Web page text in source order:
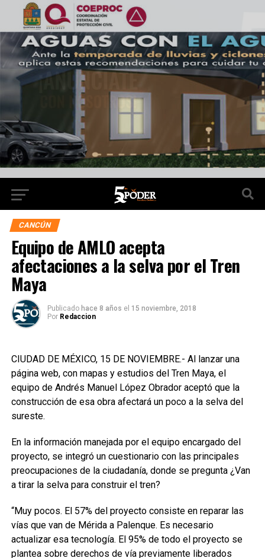
CANCÚN
Equipo de AMLO acepta
afectaciones a la selva por el Tren
Maya
Publicado hace 8 años el 15 noviembre, 2018
Por Redaccion
CIUDAD DE MÉXICO, 15 DE NOVIEMBRE.- Al lanzar una
página web, con mapas y estudios del Tren Maya, el
equipo de Andrés Manuel López Obrador aceptó que la
construcción de esa obra afectará un poco a la selva del
sureste.
En la información manejada por el equipo encargado del
proyecto, se integró un cuestionario con las principales
preocupaciones de la ciudadanía, donde se pregunta ¿Van
a tirar la selva para construir el tren?
“Muy pocos. El 57% del proyecto consiste en reparar las
vías que van de Mérida a Palenque. Es necesario
actualizar esa tecnología. El 95% de todo el proyecto se
plantea sobre derechos de vía previamente liberados